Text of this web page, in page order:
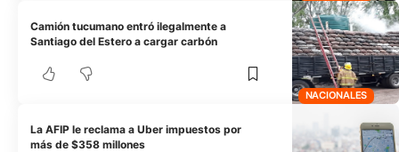
NACIONALES
Camión tucumano entró ilegalmente a
Santiago del Estero a cargar carbón
La AFIP le reclama a Uber impuestos por
más de $358 millones